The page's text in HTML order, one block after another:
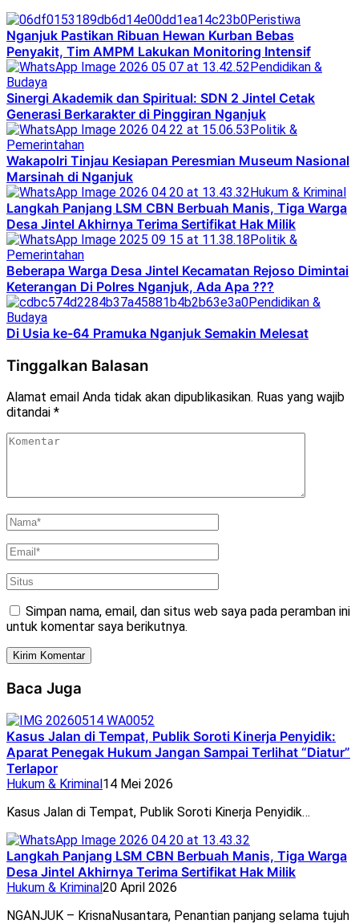
Peristiwa
Nganjuk Pastikan Ribuan Hewan Kurban Bebas
Penyakit, Tim AMPM Lakukan Monitoring Intensif
Pendidikan &
Budaya
Sinergi Akademik dan Spiritual: SDN 2 Jintel Cetak
Generasi Berkarakter di Pinggiran Nganjuk
Politik &
Pemerintahan
Wakapolri Tinjau Kesiapan Peresmian Museum Nasional
Marsinah di Nganjuk
Hukum & Kriminal
Langkah Panjang LSM CBN Berbuah Manis, Tiga Warga
Desa Jintel Akhirnya Terima Sertifikat Hak Milik
Politik &
Pemerintahan
Beberapa Warga Desa Jintel Kecamatan Rejoso Dimintai
Keterangan Di Polres Nganjuk, Ada Apa ???
Pendidikan &
Budaya
Di Usia ke-64 Pramuka Nganjuk Semakin Melesat
Tinggalkan Balasan
Alamat email Anda tidak akan dipublikasikan. Ruas yang wajib
ditandai *
Simpan nama, email, dan situs web saya pada peramban ini
untuk komentar saya berikutnya.
Baca Juga
Kasus Jalan di Tempat, Publik Soroti Kinerja Penyidik:
Aparat Penegak Hukum Jangan Sampai Terlihat “Diatur”
Terlapor
Hukum & Kriminal14 Mei 2026
Kasus Jalan di Tempat, Publik Soroti Kinerja Penyidik…
Langkah Panjang LSM CBN Berbuah Manis, Tiga Warga
Desa Jintel Akhirnya Terima Sertifikat Hak Milik
Hukum & Kriminal20 April 2026
NGANJUK – KrisnaNusantara, Penantian panjang selama tujuh